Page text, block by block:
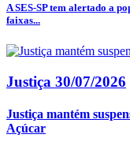
A SES-SP tem alertado a
faixas...
Justiça 30/07/2026
Justiça mantém
Açúcar